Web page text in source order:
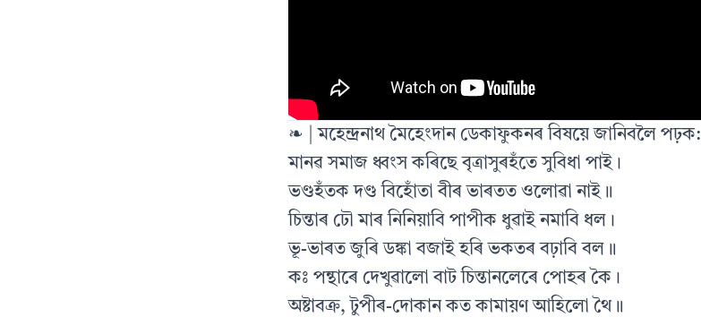
❧ | মহেন্দ্ৰনাথ মৈহেংদান ডেকাফুকনৰ বিষয়ে জানিবলৈ পঢ়ক:
মানৱ সমাজ ধ্বংস কৰিছে বৃত্ৰাসুৰহঁতে সুবিধা পাই।
ভণ্ডহঁতক দণ্ড বিহোঁতা বীৰ ভাৰতত ওলোৱা নাই॥
চিন্তাৰ ঢৌ মাৰ নিনিয়াবি পাপীক ধুৱাই নমাবি ধল।
ভূ-ভাৰত জুৰি ডঙ্কা বজাই হৰি ভকতৰ বঢ়াবি বল॥
কঃ পন্থাৰে দেখুৱালো বাট চিন্তানলেৰে পোহৰ কৈ।
অষ্টাবক্ৰ, টুপীৰ-দোকান কত কামায়ণ আহিলো থৈ॥